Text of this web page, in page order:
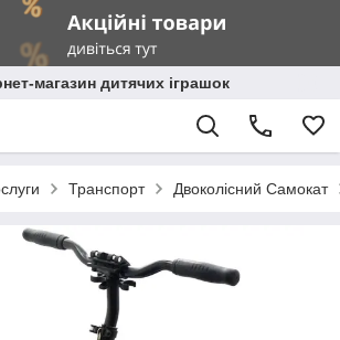
магазин дитячих іграшок
Транспорт Двоколісний Самокат